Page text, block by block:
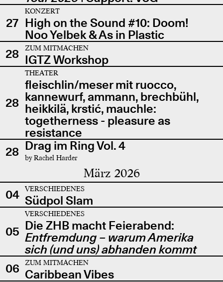
27
KONZERT
High on the Sound #10: Doom!
Noo Yelbek & As in Plastic
28
ZUM MITMACHEN
IGTZ Workshop
28
THEATER
fleischlin/meser mit ruocco,
kannewurf, ammann, brechbühl,
heikkilä, krstić, mauchle:
togetherness - pleasure as
resistance
28 Drag im Ring Vol. 4
by Rachel Harder
März 2026
04 VERSCHIEDENES
Südpol Slam
05
VERSCHIEDENES
Die ZHB macht Feierabend:
Entfremdung – warum Amerika
sich (und uns) abhanden kommt
06
ZUM MITMACHEN
Caribbean Vibes